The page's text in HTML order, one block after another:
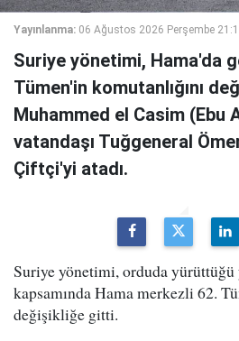
Yayınlanma: 06 Ağustos 2026 Perşembe
Suriye yönetimi, Hama'da
Tümen'in komutanlığını
Muhammed el Casim (Ebu
vatandaşı Tuğgeneral
Çiftçi'yi atadı.
Suriye yönetimi, orduda yürüttüğü
kapsamında Hama merkezli 62.
değişikliğe gitti.